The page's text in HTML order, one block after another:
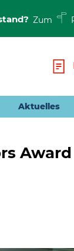
Zum
Aktuelles
Award